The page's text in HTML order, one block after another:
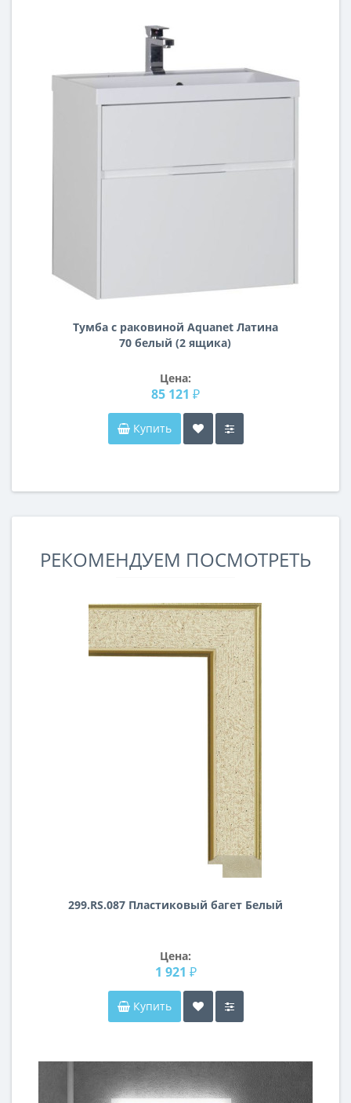
Тумба с раковиной Aquanet Латина
70 белый (2 ящика)
Цена:
85 121 ₽
Купить
РЕКОМЕНДУЕМ ПОСМОТРЕТЬ
299.RS.087 Пластиковый багет Белый
Цена:
1 921 ₽
Купить